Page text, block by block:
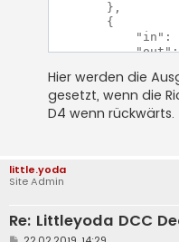
        },
        {
"in":
Hier werden die
gesetzt, wenn die
D4 wenn rückwärts.
little.yoda
Site Admin
Re: Littleyoda DCC